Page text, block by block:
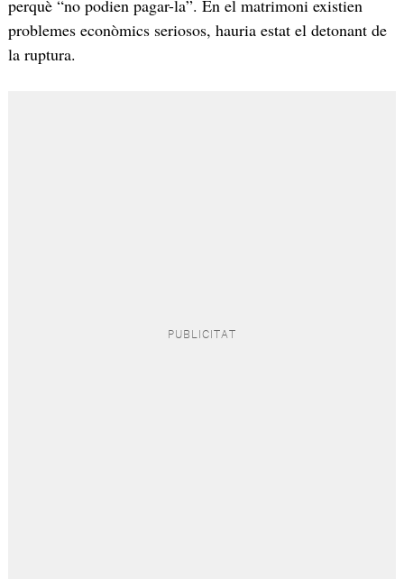
perquè “no podien pagar-la”. En el matrimoni existien
problemes econòmics seriosos, hauria estat el detonant de
la ruptura.